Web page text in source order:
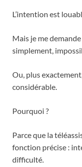
L’intention est
Mais je me
simplement,
Ou, plus
considérable.
Pourquoi ?
Parce que la
fonction précise :
difficulté.